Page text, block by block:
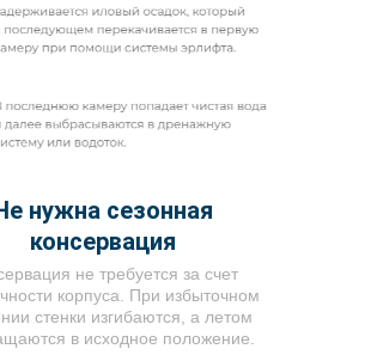
нужна сезонная
консервация
не требуется за счет
корпуса. При избыточном
стенки изгибаются, а летом
в исходное положение.